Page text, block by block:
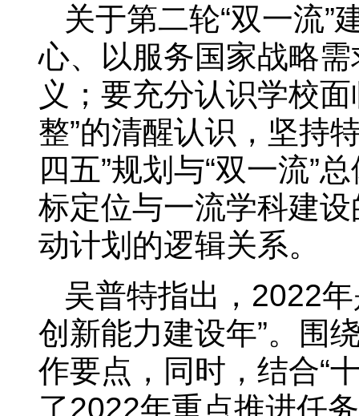
关于第二轮“双一流”
心、以服务国家战略
义；要充分认识学校
整”的清醒认识，坚持
四五”规划与“双一流”
标定位与一流学科建设
动计划的逻辑关系。
吴普特指出，2022
创新能力建设年”。围
作要点，同时，结合“
了2022年重点推进任